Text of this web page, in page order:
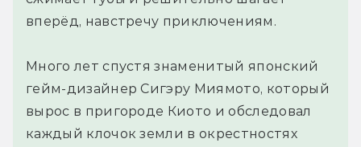
вперёд, навстречу приключениям.
Много лет спустя знаменитый японский
гейм-дизайнер Сигэру Миямото, который
вырос в пригороде Киото и обследовал
каждый клочок земли в окрестностях